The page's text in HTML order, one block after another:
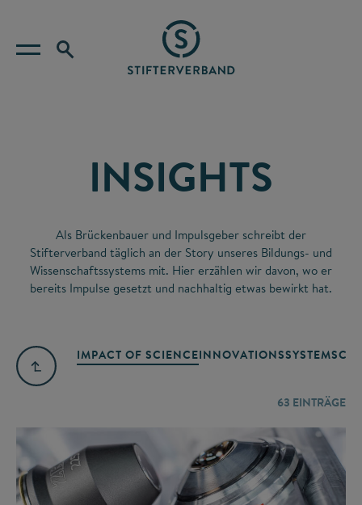
INSIGHTS
Als Brückenbauer und Impulsgeber schreibt der
Stifterverband täglich an der Story unseres Bildungs- und
Wissenschaftssystems mit. Hier erzählen wir davon, wo er
bereits Impulse gesetzt und nachhaltig etwas bewirkt hat.
IMPACT OF SCIENCEINNOVATIONSSYSTEM
63 EINTRÄGE